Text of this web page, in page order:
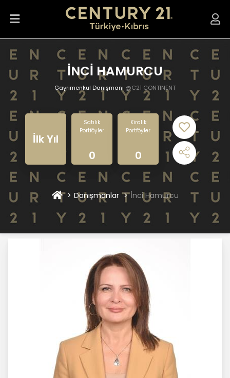
İNCİ HAMURCU
Gayrimenkul Danışmanı @C21 CONTINENT
İlk Yıl
Satılık
Portföyler
0
Kiralık
Portföyler
0
Danışmanlar İnci Hamurcu